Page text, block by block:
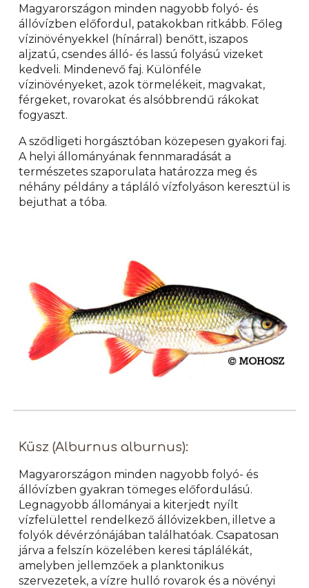
Magyarországon minden nagyobb folyó- és
állóvízben előfordul, patakokban ritkább. Főleg
vízinövényekkel (hínárral) benőtt, iszapos
aljzatú, csendes álló- és lassú folyású vizeket
kedveli. Mindenevő faj. Különféle
vízinövényeket, azok törmelékeit, magvakat,
férgeket, rovarokat és alsóbbrendű rákokat
fogyaszt.
A sződligeti horgásztóban közepesen gyakori faj.
A helyi állományának fennmaradását a
természetes szaporulata határozza meg és
néhány példány a tápláló vízfolyáson keresztül is
bejuthat a tóba.
Küsz (Alburnus alburnus):
Magyarországon minden nagyobb folyó- és
állóvízben gyakran tömeges előfordulású.
Legnagyobb állományai a kiterjedt nyílt
vízfelülettel rendelkező állóvizekben, illetve a
folyók dévérzónájában találhatóak. Csapatosan
járva a felszín közelében keresi táplálékát,
amelyben jellemzőek a planktonikus
szervezetek, a vízre hulló rovarok és a növényi